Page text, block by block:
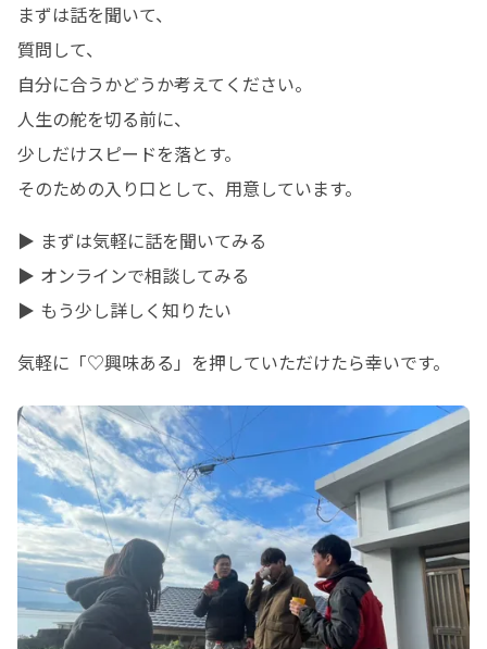
まずは話を聞いて、
質問して、
自分に合うかどうか考えてください。
人生の舵を切る前に、
少しだけスピードを落とす。
そのための入り口として、用意しています。
▶ まずは気軽に話を聞いてみる
▶ オンラインで相談してみる
▶ もう少し詳しく知りたい
気軽に「♡興味ある」を押していただけたら幸いです。